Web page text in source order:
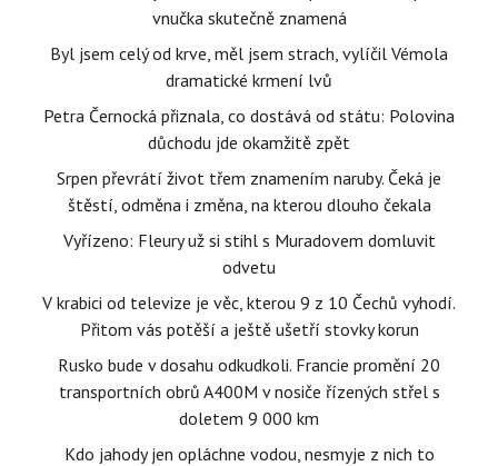
vnučka skutečně znamená
Byl jsem celý od krve, měl jsem strach, vylíčil Vémola
dramatické krmení lvů
Petra Černocká přiznala, co dostává od státu: Polovina
důchodu jde okamžitě zpět
Srpen převrátí život třem znamením naruby. Čeká je
štěstí, odměna i změna, na kterou dlouho čekala
Vyřízeno: Fleury už si stihl s Muradovem domluvit
odvetu
V krabici od televize je věc, kterou 9 z 10 Čechů vyhodí.
Přitom vás potěší a ještě ušetří stovky korun
Rusko bude v dosahu odkudkoli. Francie promění 20
transportních obrů A400M v nosiče řízených střel s
doletem 9 000 km
Kdo jahody jen opláchne vodou, nesmyje z nich to